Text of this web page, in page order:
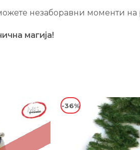
незаборавни моменти на
магија!
-36%